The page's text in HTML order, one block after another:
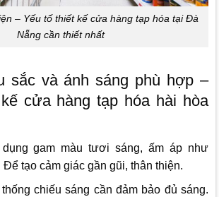
– Yếu tố thiết kế cửa hàng tạp hóa tại Đà
Nẵng cần thiết nhất
sắc và ánh sáng phù hợp –
cửa hàng tạp hóa hài hòa
gam màu tươi sáng, ấm áp như
Để tạo cảm giác gần gũi, thân thiện.
chiếu sáng cần đảm bảo đủ sáng.